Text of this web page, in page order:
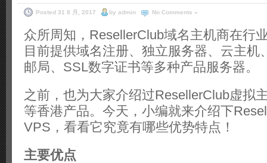
Posted 31 8 月, 2017 by admin No Comments »
众所周知，ResellerClub域名主机商在行
目前提供域名注册、独立服务器、云主机
邮局、SSL数字证书等多种产品服务器。
之前，也为大家介绍过ResellerClub虚拟
等香港产品。今天，小编就来介绍下
VPS，看看它究竟有哪些优势特点！
主要优点